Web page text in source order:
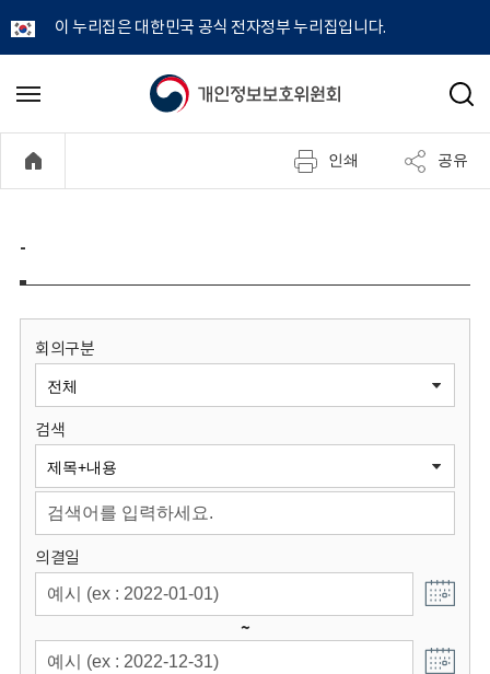
이 누리집은 대한민국 공식 전자정부 누리집입니다.
개
정
보
원
회
메
기
검
인쇄 공유
-
회의구분
검색
의결일
~